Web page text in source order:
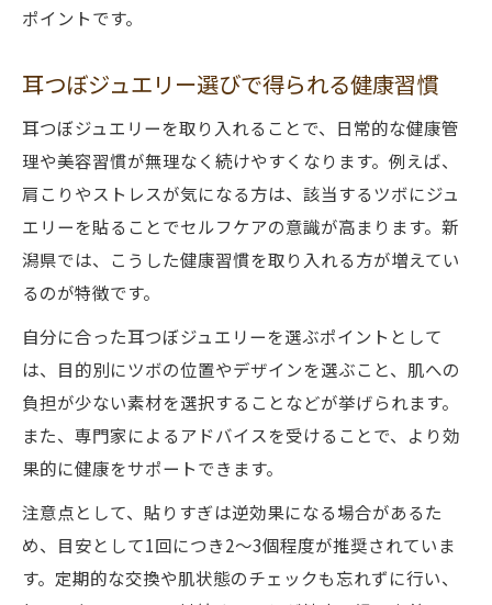
ポイントです。
耳つぼジュエリー選びで得られる健康習慣
耳つぼジュエリーを取り入れることで、日常的な健康管
理や美容習慣が無理なく続けやすくなります。例えば、
肩こりやストレスが気になる方は、該当するツボにジュ
エリーを貼ることでセルフケアの意識が高まります。新
潟県では、こうした健康習慣を取り入れる方が増えてい
るのが特徴です。
自分に合った耳つぼジュエリーを選ぶポイントとして
は、目的別にツボの位置やデザインを選ぶこと、肌への
負担が少ない素材を選択することなどが挙げられます。
また、専門家によるアドバイスを受けることで、より効
果的に健康をサポートできます。
注意点として、貼りすぎは逆効果になる場合があるた
め、目安として1回につき2～3個程度が推奨されていま
す。定期的な交換や肌状態のチェックも忘れずに行い、